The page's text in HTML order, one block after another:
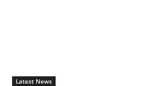
Latest News